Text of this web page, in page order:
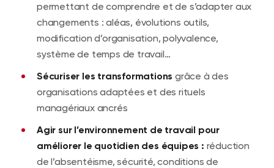
permettant de comprendre et de s’adapter aux
changements : aléas, évolutions outils,
modification d’organisation, polyvalence,
système de temps de travail…
Sécuriser les transformations grâce à des
organisations adaptées et des rituels
managériaux ancrés
Agir sur l’environnement de travail pour
améliorer le quotidien des équipes : réduction
de l’absentéisme, sécurité, conditions de